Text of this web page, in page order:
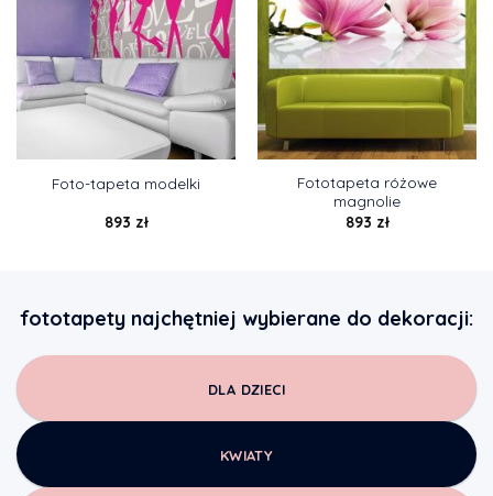
Foto-tapeta modelki
893 zł
Fototapeta różowe
magnolie
893 zł
fototapety najchętniej wybierane do dekoracji:
DLA DZIECI
KWIATY